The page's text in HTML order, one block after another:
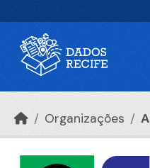
Organizações